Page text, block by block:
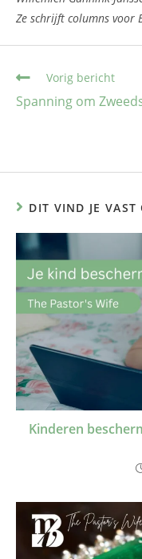
Ze schrijft columns voor
Vorig bericht
Spanning om
DIT VIND JE VAST
Kinderen